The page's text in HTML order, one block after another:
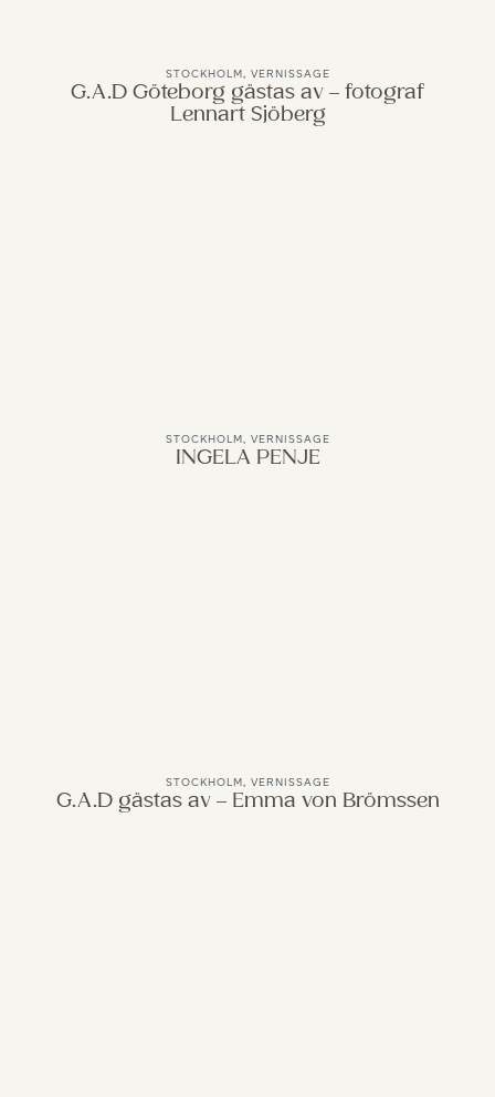
STOCKHOLM, VERNISSAGE
G.A.D Göteborg gästas av – fotograf
Lennart Sjöberg
STOCKHOLM, VERNISSAGE
INGELA PENJE
STOCKHOLM, VERNISSAGE
G.A.D gästas av – Emma von Brömssen